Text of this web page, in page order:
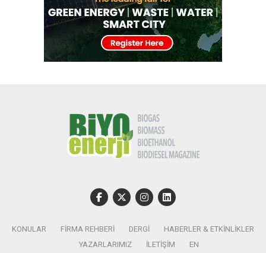
KONULAR FIRMA REHBERI DERGI
HABERLER & ETKINLIKLER
YAZARLARIMIZ
İLETIŞIM EN